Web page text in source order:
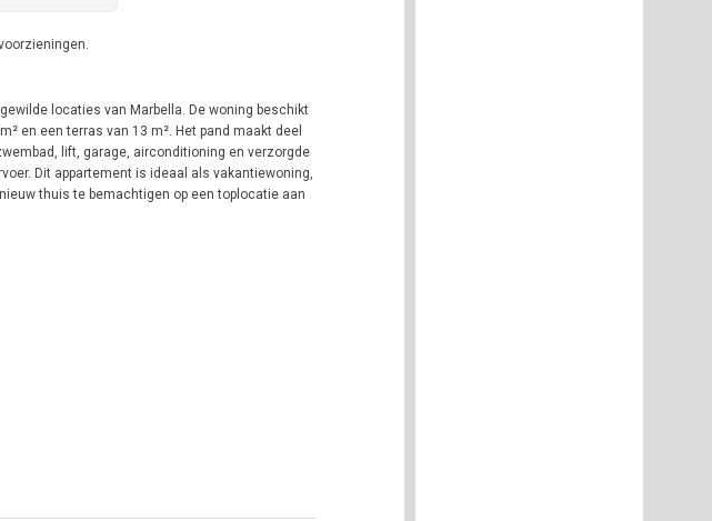
locaties van Marbella. De woning beschikt
en een terras van 13 m². Het pand maakt deel
lift, garage, airconditioning en verzorgde
Dit appartement is ideaal als vakantiewoning,
thuis te bemachtigen op een toplocatie aan